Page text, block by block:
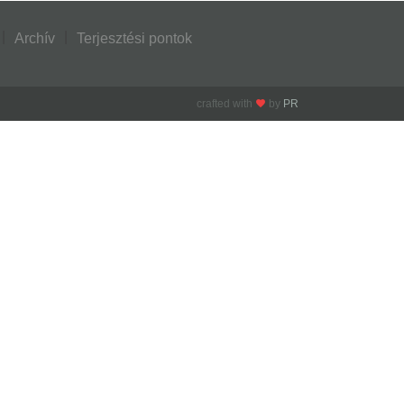
Archív Terjesztési pontok
crafted with by PR